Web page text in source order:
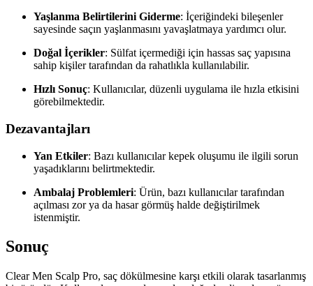
Yaşlanma Belirtilerini Giderme: İçeriğindeki bileşenler
sayesinde saçın yaşlanmasını yavaşlatmaya yardımcı olur.
Doğal İçerikler: Sülfat içermediği için hassas saç yapısına
sahip kişiler tarafından da rahatlıkla kullanılabilir.
Hızlı Sonuç: Kullanıcılar, düzenli uygulama ile hızla etkisini
görebilmektedir.
Dezavantajları
Yan Etkiler: Bazı kullanıcılar kepek oluşumu ile ilgili sorun
yaşadıklarını belirtmektedir.
Ambalaj Problemleri: Ürün, bazı kullanıcılar tarafından
açılması zor ya da hasar görmüş halde değiştirilmek
istenmiştir.
Sonuç
Clear Men Scalp Pro, saç dökülmesine karşı etkili olarak tasarlanmış